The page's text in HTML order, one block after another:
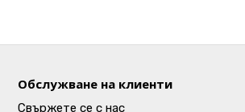
Обслужване на клиенти
Свържете се с нас